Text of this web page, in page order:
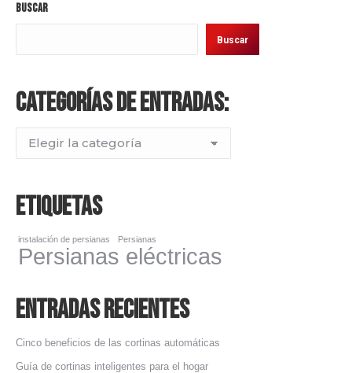
Buscar
Buscar
Categorías de entradas:
Etiquetas
instalación de persianas Persianas
Persianas eléctricas
Entradas Recientes
Cinco beneficios de las cortinas automáticas
Guía de cortinas inteligentes para el hogar